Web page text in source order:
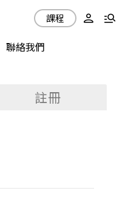
聯絡我們
課程
註冊